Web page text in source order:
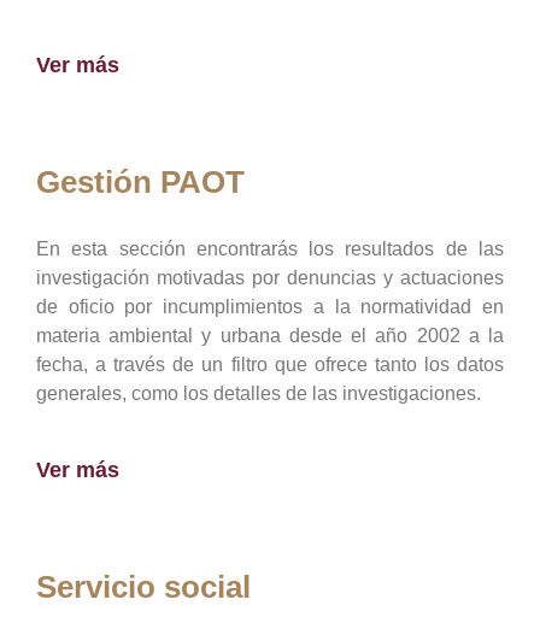
Ver más
Gestión PAOT
En esta sección encontrarás los resultados de las
investigación motivadas por denuncias y actuaciones
de oficio por incumplimientos a la normatividad en
materia ambiental y urbana desde el año 2002 a la
fecha, a través de un filtro que ofrece tanto los datos
generales, como los detalles de las investigaciones.
Ver más
Servicio social